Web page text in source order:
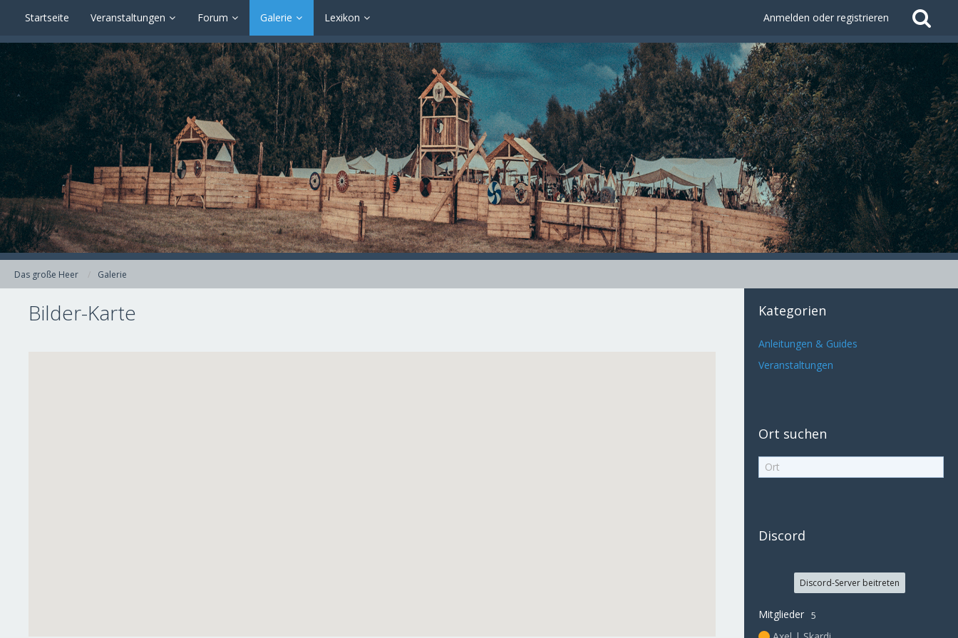
Startseite Veranstaltungen Forum Galerie Lexikon Anmelden oder registrieren
Das große Heer Galerie
Bilder-Karte Kategorien
Anleitungen & Guides
Veranstaltungen
Ort suchen
Discord
Discord-Server beitreten
Mitglieder 5